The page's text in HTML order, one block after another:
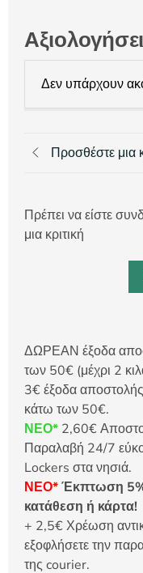
Δεν υπάρχουν
Προσθέστε μια
Πρέπει να είστε
μια κριτική
ΔΩΡΕΑΝ έξοδα
των 50€ (μέχρι 2
3€ έξοδα
κάτω των 50€.
ΝΕΟ* 2,60€
Παραλαβή 24/7
Lockers στα νησιά.
ΝΕΟ*Έκπτωση
κατάθεση ή κάρτα!
+ 2,5€ Χρέωση
εξοφλήσετε την
της courier.